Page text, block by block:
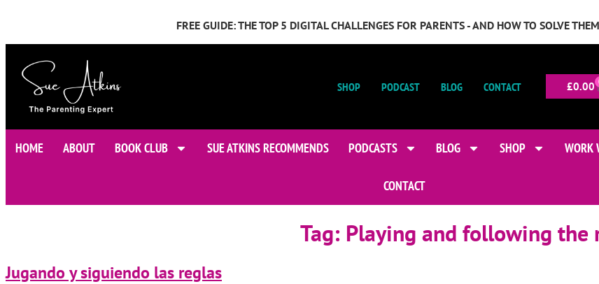
FREE GUIDE: THE TOP 5 DIGITAL CHALLENGES FOR PARENTS - AND HOW TO SOLVE
SHOP PODCAST BLOG CONTACT £0.00
HOME ABOUT BOOK CLUB SUE ATKINS RECOMMENDS PODCASTS BLOG SHOP WORK
CONTACT
Tag: Playing and following the
Jugando y siguiendo las reglas